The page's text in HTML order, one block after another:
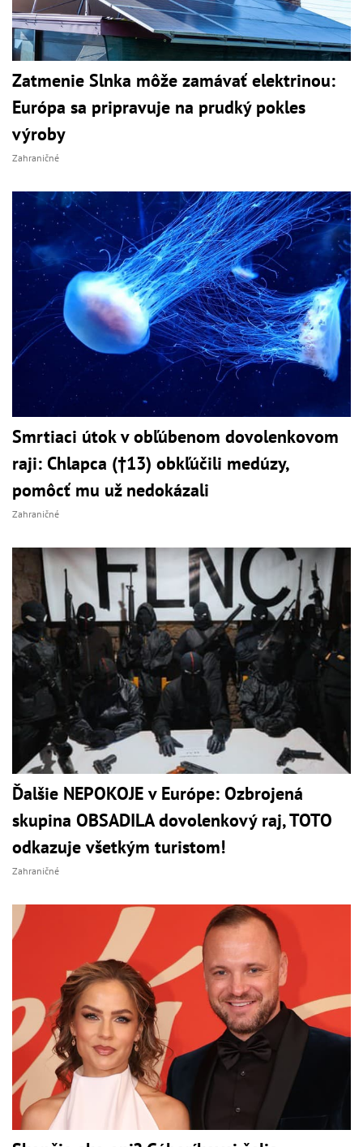
Zatmenie Slnka môže zamávať elektrinou:
Európa sa pripravuje na prudký pokles
výroby
Zahraničné
Smrtiaci útok v obľúbenom dovolenkovom
raji: Chlapca (†13) obkľúčili medúzy,
pomôcť mu už nedokázali
Zahraničné
Ďalšie NEPOKOJE v Európe: Ozbrojená
skupina OBSADILA dovolenkový raj, TOTO
odkazuje všetkým turistom!
Zahraničné